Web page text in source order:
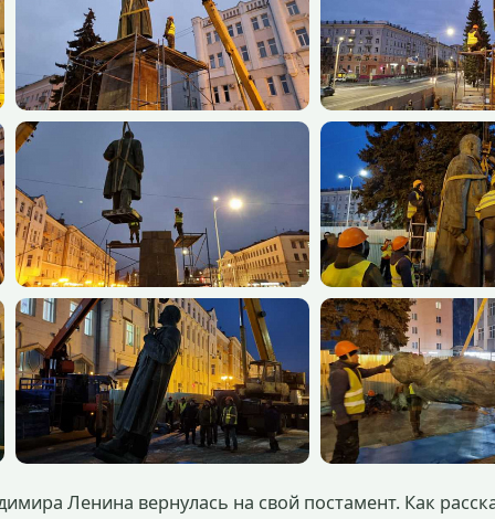
Ленина вернулась на свой постамент. Как